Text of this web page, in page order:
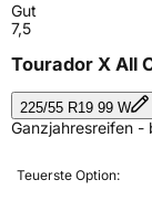
Gut
7,5
Tourador X All
225/55 R19 99 W
Ganzjahresreifen
Teuerste Option: